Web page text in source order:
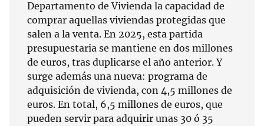
Departamento de Vivienda la capacidad de
comprar aquellas viviendas protegidas que
salen a la venta. En 2025, esta partida
presupuestaria se mantiene en dos millones
de euros, tras duplicarse el año anterior. Y
surge además una nueva: programa de
adquisición de vivienda, con 4,5 millones de
euros. En total, 6,5 millones de euros, que
pueden servir para adquirir unas 30 ó 35